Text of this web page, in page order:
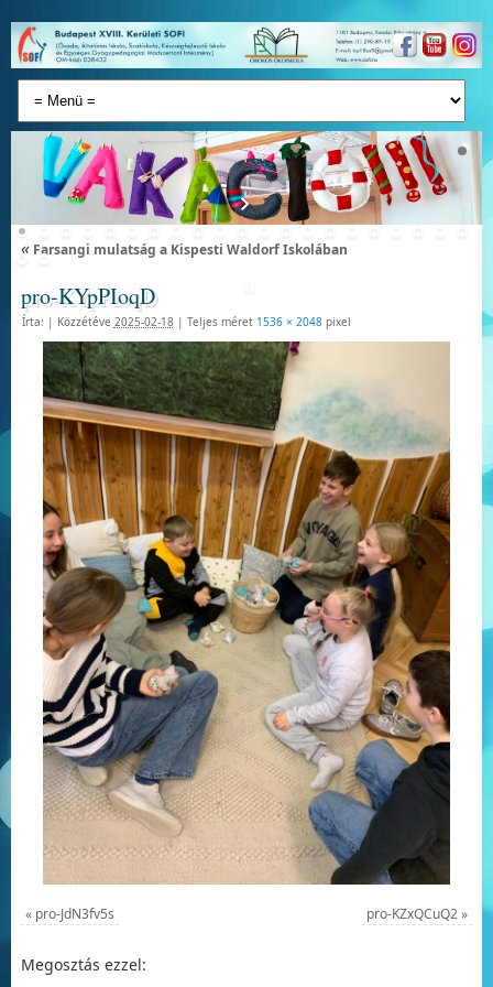
«Farsangi mulatság a Kispesti Waldorf Iskolában
pro-KYpPIoqD
Írta: | Közzétéve 2025-02-18 | Teljes méret 1536 × 2048pixel
« pro-JdN3fv5s pro-KZxQCuQ2»
Megosztás ezzel: